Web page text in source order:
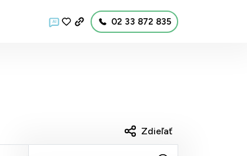
AI 02 33 872 835
Zdieľať